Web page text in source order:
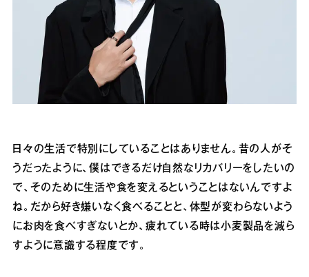
日々の生活で特別にしていることはありません。昔の人がそ
うだったように、僕はできるだけ自然なリカバリーをしたいの
で、そのために生活や食を変えるということはないんですよ
ね。だから好き嫌いなく食べることと、体型が変わらないよう
にお肉を食べすぎないとか、疲れている時は小麦製品を減ら
すように意識する程度です。